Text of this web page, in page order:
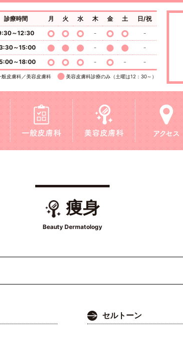
診療時間 月 火 水 木 金 土
日/祝
～12:30
～15:00
～18:00
般皮膚科／美容皮膚科 美容皮膚科診療のみ（土曜は12：30～）
痩身
Beauty Dermatology
セルトーン